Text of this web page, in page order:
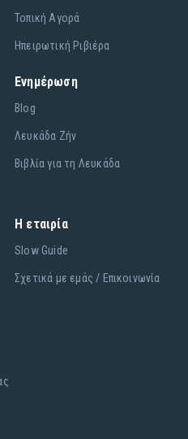
Τοπική Αγορά
Ηπειρωτική Ριβιέρα
Ενημέρωση
Blog
Λευκάδα Ζήν
Βιβλία για τη Λευκάδα
Η εταιρία
Slow Guide
Σχετικά με εμάς / Επικοινωνία